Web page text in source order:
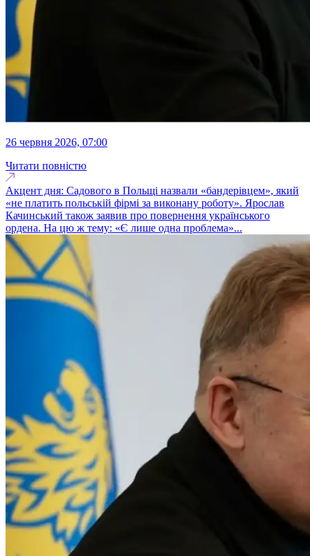
26 червня 2026, 07:00
Читати повністю
Акцент дня: Садового в Польщі назвали «бандерівцем», який
«не платить польській фірмі за виконану роботу». Ярослав
Качинський також заявив про повернення українського
ордена. На цю ж тему: «Є лише одна проблема»...